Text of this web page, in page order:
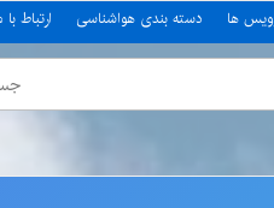
ها دسته بندی هواشناسی ارتباط با